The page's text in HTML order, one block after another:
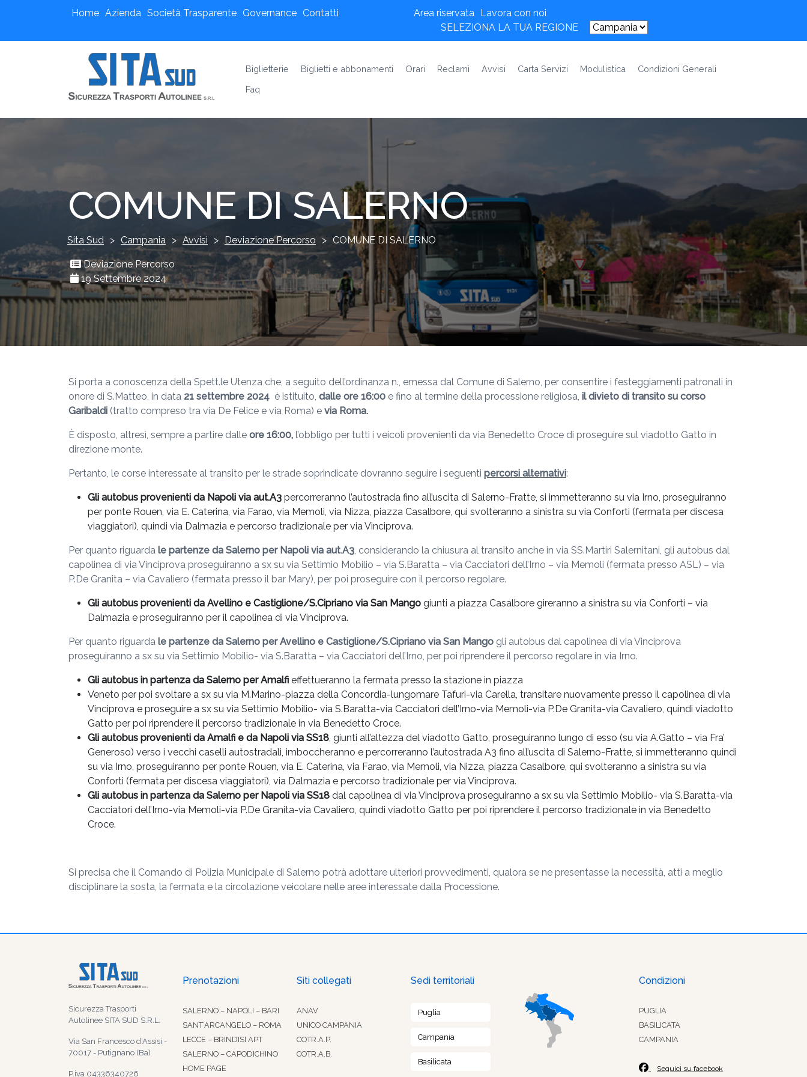
Home Azienda Società Trasparente Governance Contatti Area riservata Lavora con noi
SELEZIONA LA TUA REGIONE
Biglietterie Biglietti e abbonamenti Orari Reclami Avvisi Carta Servizi Modulistica
Condizioni Generali
Faq
COMUNE DI SALERNO
Sita Sud > Campania > Avvisi > Deviazione Percorso > COMUNE DI SALERNO
Deviazione Percorso
19 Settembre 2024
Si porta a conoscenza della Spett.le Utenza che, a seguito dell’ordinanza n., emessa dal Comune di Salerno, per consentire i festeggiamenti patronali in
onore di S.Matteo, in data 21 settembre 2024 è istituito, dalle ore 16:00 e fino al termine della processione religiosa, il divieto di transito su corso
Garibaldi (tratto compreso tra via De Felice e via Roma) e via Roma.
È disposto, altresì, sempre a partire dalle ore 16:00, l’obbligo per tutti i veicoli provenienti da via Benedetto Croce di proseguire sul viadotto Gatto in
direzione monte.
Pertanto, le corse interessate al transito per le strade soprindicate dovranno seguire i seguenti percorsi alternativi:
Gli autobus provenienti da Napoli via aut.A3 percorreranno l’autostrada fino all’uscita di Salerno-Fratte, si immetteranno su via Irno, proseguiranno
per ponte Rouen, via E. Caterina, via Farao, via Memoli, via Nizza, piazza Casalbore, qui svolteranno a sinistra su via Conforti (fermata per discesa
viaggiatori), quindi via Dalmazia e percorso tradizionale per via Vinciprova.
Per quanto riguarda le partenze da Salerno per Napoli via aut.A3, considerando la chiusura al transito anche in via SS.Martiri Salernitani, gli autobus dal
capolinea di via Vinciprova proseguiranno a sx su via Settimio Mobilio – via S.Baratta – via Cacciatori dell’Irno – via Memoli (fermata presso ASL) – via
P.De Granita – via Cavaliero (fermata presso il bar Mary), per poi proseguire con il percorso regolare.
Gli autobus provenienti da Avellino e Castiglione/S.Cipriano via San Mango giunti a piazza Casalbore gireranno a sinistra su via Conforti – via
Dalmazia e proseguiranno per il capolinea di via Vinciprova.
Per quanto riguarda le partenze da Salerno per Avellino e Castiglione/S.Cipriano via San Mango gli autobus dal capolinea di via Vinciprova
proseguiranno a sx su via Settimio Mobilio- via S.Baratta – via Cacciatori dell’Irno, per poi riprendere il percorso regolare in via Irno.
Gli autobus in partenza da Salerno per Amalfi effettueranno la fermata presso la stazione in piazza
Veneto per poi svoltare a sx su via M.Marino-piazza della Concordia-lungomare Tafuri-via Carella, transitare nuovamente presso il capolinea di via
Vinciprova e proseguire a sx su via Settimio Mobilio- via S.Baratta-via Cacciatori dell’Irno-via Memoli-via P.De Granita-via Cavaliero, quindi viadotto
Gatto per poi riprendere il percorso tradizionale in via Benedetto Croce.
Gli autobus provenienti da Amalfi e da Napoli via SS18, giunti all’altezza del viadotto Gatto, proseguiranno lungo di esso (su via A.Gatto – via Fra’
Generoso) verso i vecchi caselli autostradali, imboccheranno e percorreranno l’autostrada A3 fino all’uscita di Salerno-Fratte, si immetteranno quindi
su via Irno, proseguiranno per ponte Rouen, via E. Caterina, via Farao, via Memoli, via Nizza, piazza Casalbore, qui svolteranno a sinistra su via
Conforti (fermata per discesa viaggiatori), via Dalmazia e percorso tradizionale per via Vinciprova.
Gli autobus in partenza da Salerno per Napoli via SS18 dal capolinea di via Vinciprova proseguiranno a sx su via Settimio Mobilio- via S.Baratta-via
Cacciatori dell’Irno-via Memoli-via P.De Granita-via Cavaliero, quindi viadotto Gatto per poi riprendere il percorso tradizionale in via Benedetto
Croce.
Si precisa che il Comando di Polizia Municipale di Salerno potrà adottare ulteriori provvedimenti, qualora se ne presentasse la necessità, atti a meglio
disciplinare la sosta, la fermata e la circolazione veicolare nelle aree interessate dalla Processione.
Sicurezza Trasporti
Autolinee SITA SUD S.R.L.
Via San Francesco d'Assisi -
70017 - Putignano (Ba)
P.iva 04336340726
Prenotazioni
SALERNO – NAPOLI – BARI
SANT’ARCANGELO – ROMA
LECCE – BRINDISI APT
SALERNO – CAPODICHINO
HOME PAGE
Siti collegati
ANAV
UNICO CAMPANIA
COTR.A.P.
COTR.A.B.
Sedi territoriali
Puglia
Campania
Basilicata
Condizioni
PUGLIA
BASILICATA
CAMPANIA
Seguici su facebook